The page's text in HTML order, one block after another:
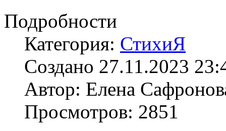
Подробности
Категория: СтихиЯ
Создано 27.11.2023
Автор: Елена
Просмотров: 2851